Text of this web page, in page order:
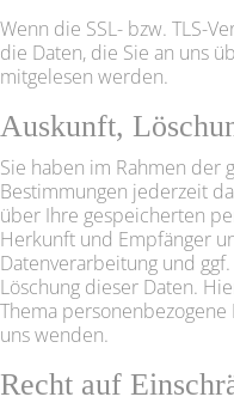
Wenn die SSL- bzw. TLS-
die Daten, die Sie an uns
mitgelesen werden.
Auskunft,
Sie haben im Rahmen der
Bestimmungen jederzeit
über Ihre gespeicherten
Herkunft und Empfänger
Datenverarbeitung und
Löschung dieser Daten.
Thema
uns wenden.
Recht auf